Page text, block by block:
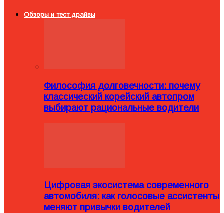
Обзоры и тест драйвы
Философия долговечности: почему
классический корейский автопром
выбирают рациональные водители
Цифровая экосистема современного
автомобиля: как голосовые ассистенты
меняют привычки водителей